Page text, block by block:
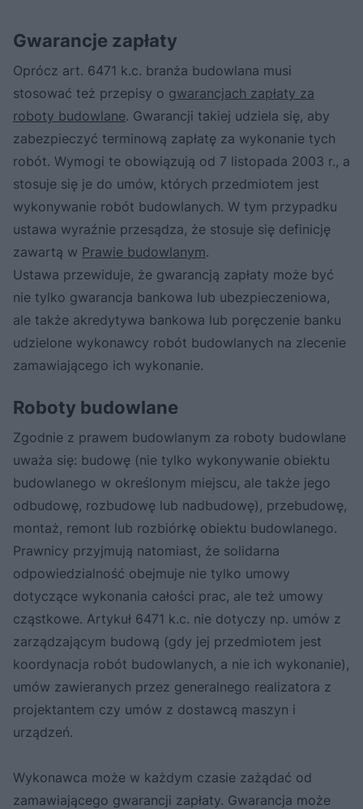
Gwarancje zapłaty
Oprócz art. 6471 k.c. branża budowlana musi
stosować też przepisy o gwarancjach zapłaty za
roboty budowlane. Gwarancji takiej udziela się, aby
zabezpieczyć terminową zapłatę za wykonanie tych
robót. Wymogi te obowiązują od 7 listopada 2003 r., a
stosuje się je do umów, których przedmiotem jest
wykonywanie robót budowlanych. W tym przypadku
ustawa wyraźnie przesądza, że stosuje się definicję
zawartą w Prawie budowlanym.
Ustawa przewiduje, że gwarancją zapłaty może być
nie tylko gwarancja bankowa lub ubezpieczeniowa,
ale także akredytywa bankowa lub poręczenie banku
udzielone wykonawcy robót budowlanych na zlecenie
zamawiającego ich wykonanie.
Roboty budowlane
Zgodnie z prawem budowlanym za roboty budowlane
uważa się: budowę (nie tylko wykonywanie obiektu
budowlanego w określonym miejscu, ale także jego
odbudowę, rozbudowę lub nadbudowę), przebudowę,
montaż, remont lub rozbiórkę obiektu budowlanego.
Prawnicy przyjmują natomiast, że solidarna
odpowiedzialność obejmuje nie tylko umowy
dotyczące wykonania całości prac, ale też umowy
cząstkowe. Artykuł 6471 k.c. nie dotyczy np. umów z
zarządzającym budową (gdy jej przedmiotem jest
koordynacja robót budowlanych, a nie ich wykonanie),
umów zawieranych przez generalnego realizatora z
projektantem czy umów z dostawcą maszyn i
urządzeń.
Wykonawca może w każdym czasie zażądać od
zamawiającego gwarancji zapłaty. Gwarancja może